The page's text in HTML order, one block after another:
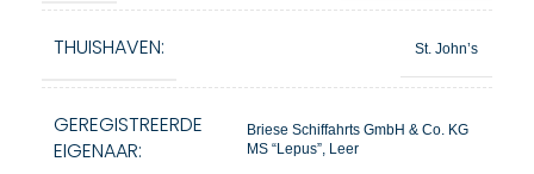
THUISHAVEN: St. John’s
GEREGISTREERDE
EIGENAAR:
Briese Schiffahrts GmbH & Co. KG
MS “Lepus”, Leer